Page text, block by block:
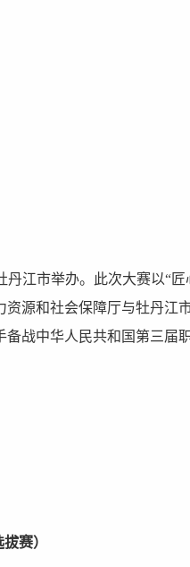
江市举办。此次大赛以“
源和社会保障厅与牡丹江
战中华人民共和国第三届
赛）